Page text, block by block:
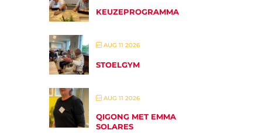
KEUZEPROGRAMMA
AUG 11 2026
STOELGYM
AUG 11 2026
QIGONG MET EMMA
SOLARES